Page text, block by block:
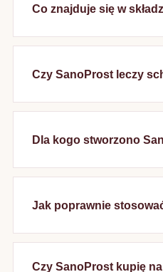
Co znajduje się w
Czy SanoProst leczy
Dla kogo stworzono
Jak poprawnie
Czy SanoProst kupię